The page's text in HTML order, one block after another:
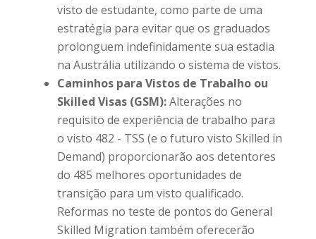
visto de estudante, como parte de uma
estratégia para evitar que os graduados
prolonguem indefinidamente sua estadia
na Austrália utilizando o sistema de vistos.
Caminhos para Vistos de Trabalho ou
Skilled Visas (GSM):Alterações no
requisito de experiência de trabalho para
o visto 482 - TSS (e o futuro visto Skilled in
Demand) proporcionarão aos detentores
do 485 melhores oportunidades de
transição para um visto qualificado.
Reformas no teste de pontos do General
Skilled Migration também oferecerão